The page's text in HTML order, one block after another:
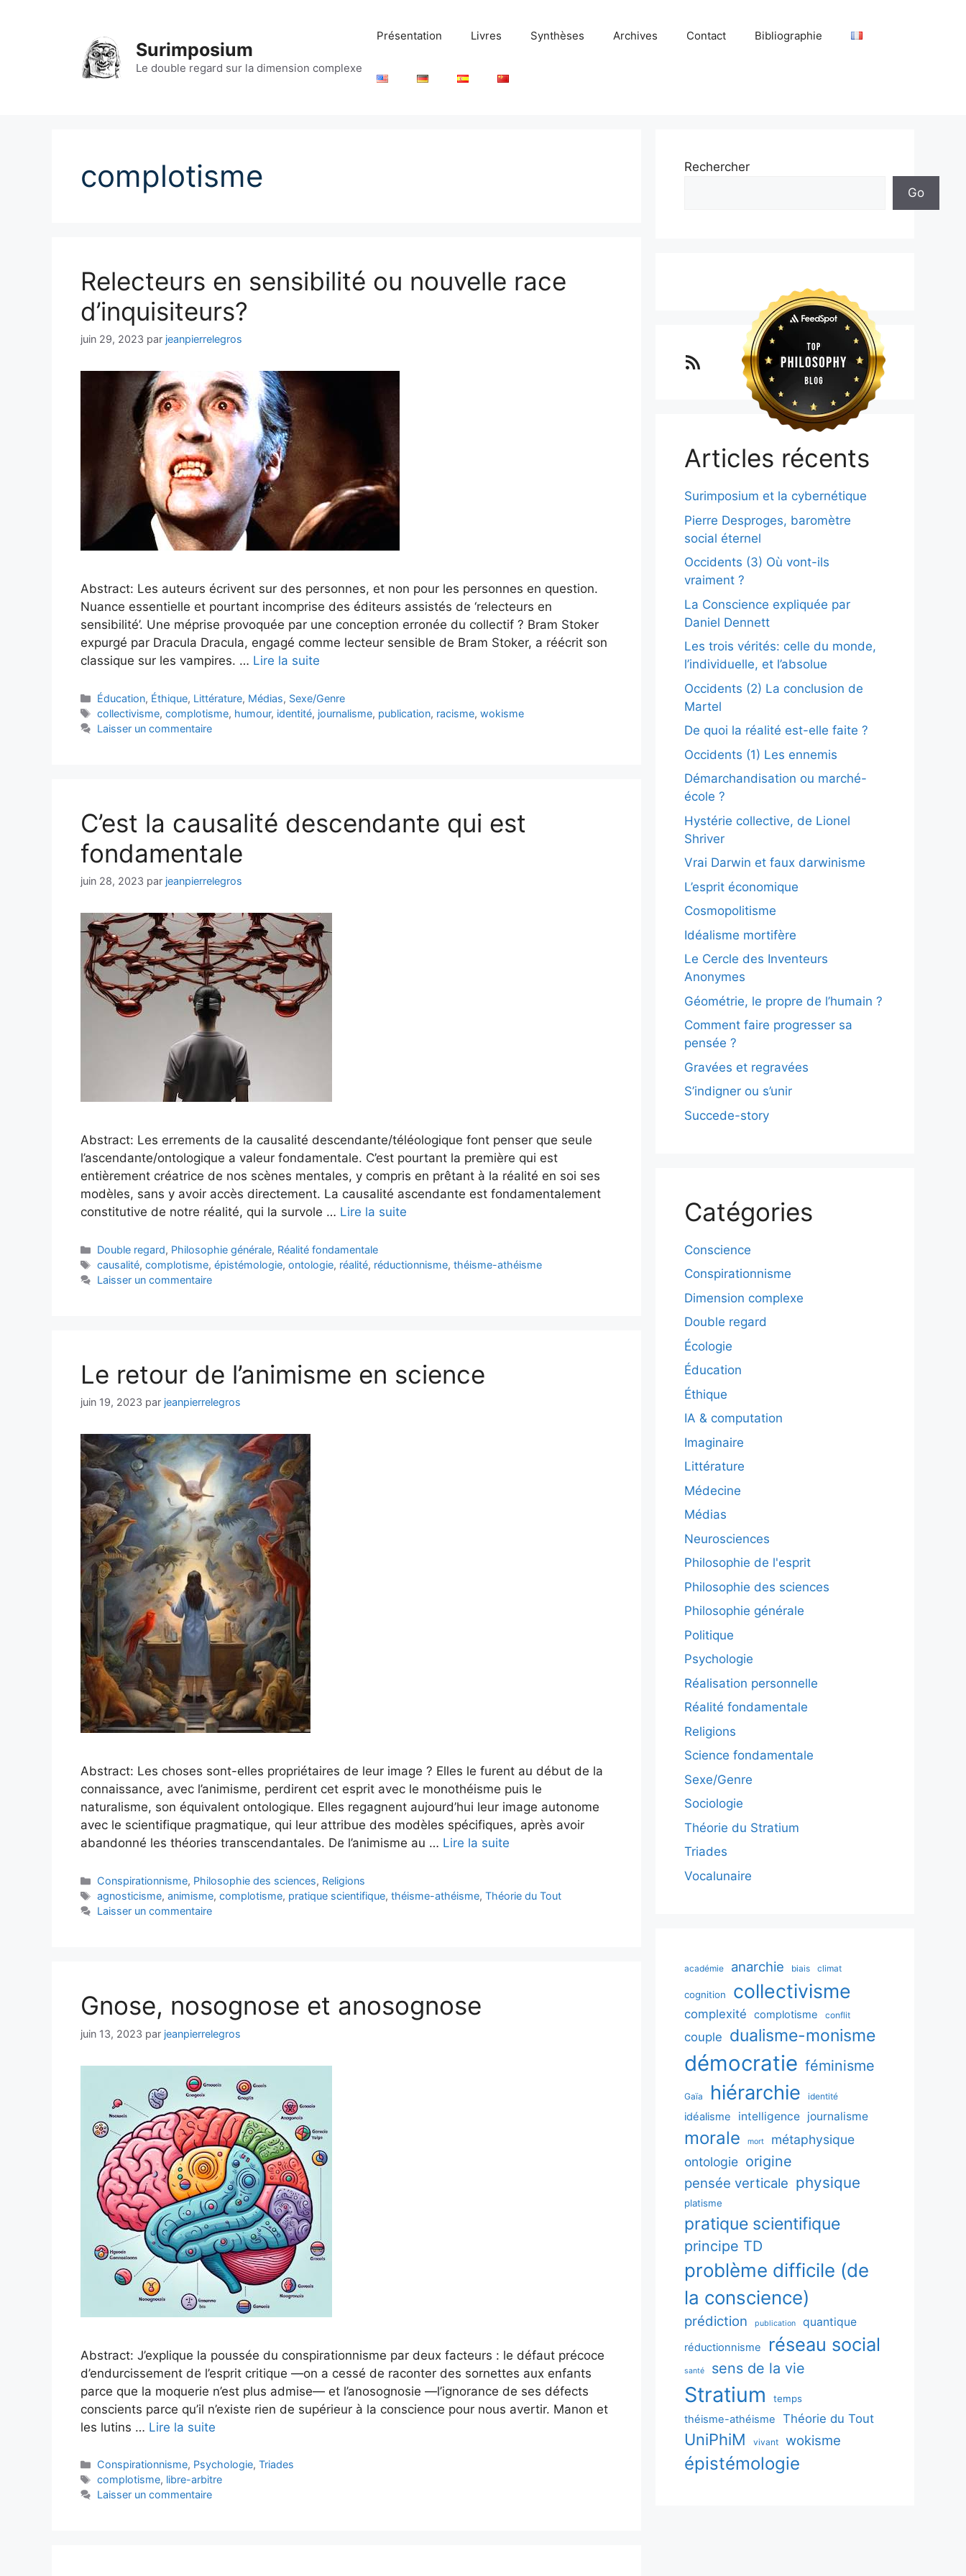
Surimposium
Le double regard sur la dimension complexe
Présentation Livres Synthèses Archives Contact Bibliographie
complotisme
Relecteurs en sensibilité ou nouvelle race
d’inquisiteurs?
juin 29, 2023 par jeanpierrelegros
Abstract: Les auteurs écrivent sur des personnes, et non pour les personnes en question.
Nuance essentielle et pourtant incomprise des éditeurs assistés de ‘relecteurs en
sensibilité’. Une méprise provoquée par une conception erronée du collectif ? Bram Stoker
expurgé par Dracula Dracula, engagé comme lecteur sensible de Bram Stoker, a réécrit son
classique sur les vampires. … Lire la suite
Catégories
Éducation, Éthique, Littérature, Médias, Sexe/Genre
Étiquettes
collectivisme,complotisme, humour, identité, journalisme, publication, racisme,wokisme
Laisser un commentaire
C’est la causalité descendante qui est
fondamentale
juin 28, 2023 par jeanpierrelegros
Abstract: Les errements de la causalité descendante/téléologique font penser que seule
l’ascendante/ontologique a valeur fondamentale. C’est pourtant la première qui est
entièrement créatrice de nos scènes mentales, y compris en prêtant à la réalité en soi ses
modèles, sans y avoir accès directement. La causalité ascendante est fondamentalement
constitutive de notre réalité, qui la survole … Lire la suite
Catégories
Double regard, Philosophie générale, Réalité fondamentale
Étiquettes
causalité,complotisme,épistémologie,ontologie, réalité, réductionnisme,théisme-athéisme
Laisser un commentaire
Le retour de l’animisme en science
juin 19, 2023 par jeanpierrelegros
Abstract: Les choses sont-elles propriétaires de leur image ? Elles le furent au début de la
connaissance, avec l’animisme, perdirent cet esprit avec le monothéisme puis le
naturalisme, son équivalent ontologique. Elles regagnent aujourd’hui leur image autonome
avec le scientifique pragmatique, qui leur attribue des modèles spécifiques, après avoir
abandonné les théories transcendantales. De l’animisme au … Lire la suite
Catégories
Conspirationnisme, Philosophie des sciences, Religions
Étiquettes
agnosticisme,animisme,complotisme, pratique scientifique,théisme-athéisme,Théorie du Tout
Laisser un commentaire
Gnose, nosognose et anosognose
juin 13, 2023 par jeanpierrelegros
Abstract: J’explique la poussée du conspirationnisme par deux facteurs : le défaut précoce
d’endurcissement de l’esprit critique —on a cessé de raconter des sornettes aux enfants
parce que la moquerie n’est plus admise— et l’anosognosie —l’ignorance de ses défects
conscients parce qu’il n’existe rien de supérieur à la conscience pour nous avertir. Manon et
les lutins … Lire la suite
Catégories
Conspirationnisme, Psychologie,Triades
Étiquettes
complotisme, libre-arbitre
Laisser un commentaire
Rechercher
Go
Lo blog Surimposium
Articles récents
Surimposium et la cybernétique
Pierre Desproges, baromètre
social éternel
Occidents (3) Où vont-ils
vraiment ?
La Conscience expliquée par
Daniel Dennett
Les trois vérités: celle du monde,
l’individuelle, et l’absolue
Occidents (2) La conclusion de
Martel
De quoi la réalité est-elle faite ?
Occidents (1) Les ennemis
Démarchandisation ou marché-
école ?
Hystérie collective, de Lionel
Shriver
Vrai Darwin et faux darwinisme
L’esprit économique
Cosmopolitisme
Idéalisme mortifère
Le Cercle des Inventeurs
Anonymes
Géométrie, le propre de l’humain ?
Comment faire progresser sa
pensée ?
Gravées et regravées
S’indigner ou s’unir
Succede-story
Catégories
Conscience
Conspirationnisme
Dimension complexe
Double regard
Écologie
Éducation
Éthique
IA & computation
Imaginaire
Littérature
Médecine
Médias
Neurosciences
Philosophie de l'esprit
Philosophie des sciences
Philosophie générale
Politique
Psychologie
Réalisation personnelle
Réalité fondamentale
Religions
Science fondamentale
Sexe/Genre
Sociologie
Théorie du Stratium
Triades
Vocalunaire
académie anarchie biais climat
cognition collectivisme
complexité complotisme conflit
couple dualisme-monisme
démocratie féminisme
Gaïa hiérarchie identité
idéalisme intelligence journalisme
morale mort
métaphysique
ontologie origine
pensée verticale physique
platisme
pratique scientifique
principe TD
problème difficile (de
la conscience)
prédiction publication quantique
réductionnisme réseau social
santé sens de la vie
Stratium temps
théisme-athéisme Théorie du Tout
UniPhiM vivant wokisme
épistémologie